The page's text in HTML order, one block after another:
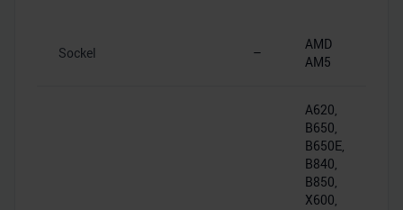
Sockel –
AMD
AM5
A620,
B650,
B650E,
B840,
B850,
X600,